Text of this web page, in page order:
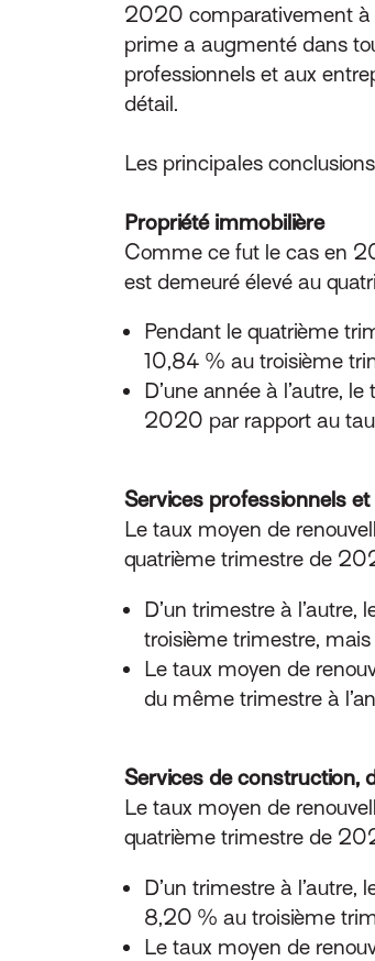
2020 comparativement à
prime a augmenté dans
professionnels et aux
détail.
Les principales
Propriété immobilière
Comme ce fut le cas en
est demeuré élevé au
Pendant le quatrième
10,84 % au troisième
D’une année à l’autre,
2020 par rapport au
Services professionnels
Le taux moyen de
quatrième trimestre de
D’un trimestre à
troisième trimestre,
Le taux moyen de
du même trimestre à
Services de construction,
Le taux moyen de
quatrième trimestre de
D’un trimestre à
8,20 % au troisième
Le taux moyen de